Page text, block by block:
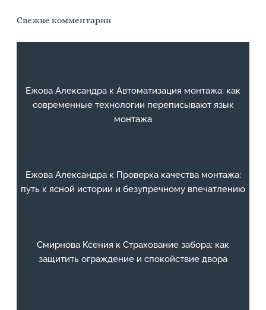
Свежие комментарии
Ежова Александра к Автоматизация монтажа: как
современные технологии переписывают язык
монтажа
Ежова Александрак Проверка качества монтажа:
путь к ясной истории и безупречному впечатлению
Смирнова Ксения к Страхование забора: как
защитить ограждение и спокойствие двора